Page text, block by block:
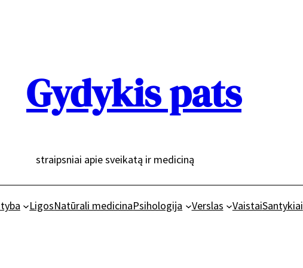
Gydykis pats
straipsniai apie sveikatą ir mediciną
LigosNatūrali medicinaPsihologija Verslas VaistaiSantykiai